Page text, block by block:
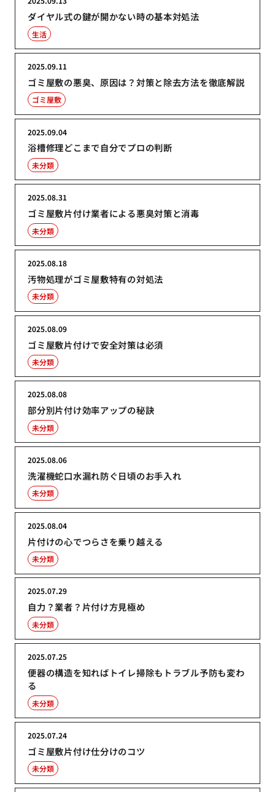
ダイヤル式の鍵が開かない時の基本対処法
生活
ゴミ屋敷の悪臭、原因は？対策と除去方法を徹底解説
2025.09.11
ゴミ屋敷
浴槽修理どこまで自分でプロの判断
2025.09.04
未分類
ゴミ屋敷片付け業者による悪臭対策と消毒
2025.08.31
未分類
汚物処理がゴミ屋敷特有の対処法
2025.08.18
未分類
ゴミ屋敷片付けで安全対策は必須
2025.08.09
未分類
部分別片付け効率アップの秘訣
2025.08.08
未分類
洗濯機蛇口水漏れ防ぐ日頃のお手入れ
2025.08.06
未分類
片付けの心でつらさを乗り越える
2025.08.04
未分類
自力？業者？片付け方見極め
2025.07.29
未分類
便器の構造を知ればトイレ掃除もトラブル予防も変わ
る
2025.07.25
未分類
ゴミ屋敷片付け仕分けのコツ
2025.07.24
未分類